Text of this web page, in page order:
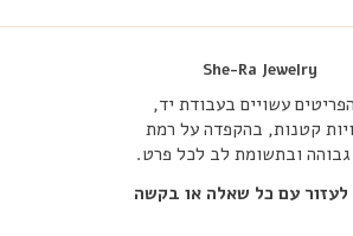
She-Ra Jewelry
עשויים בעבודת יד,
קטנות, בהקפדה על רמת
גבוהה ובתשומת לב לכל פרט.
עם כל שאלה או בקשה